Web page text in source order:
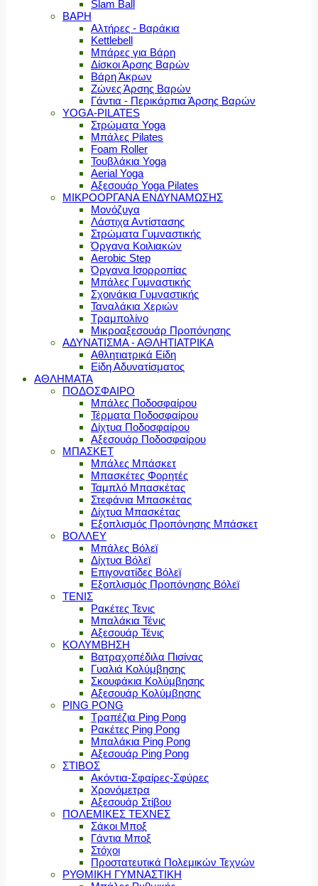
Slam Ball
ΒΑΡΗ
Αλτήρες - Βαράκια
Kettlebell
Μπάρες για Βάρη
Δίσκοι Άρσης Βαρών
Βάρη Άκρων
Ζώνες Άρσης Βαρών
Γάντια - Περικάρπια Άρσης Βαρών
YOGA-PILATES
Στρώματα Yoga
Μπάλες Pilates
Foam Roller
Τουβλάκια Yoga
Aerial Yoga
Αξεσουάρ Yoga Pilates
ΜΙΚΡΟΟΡΓΑΝΑ ΕΝΔΥΝΑΜΩΣΗΣ
Μονόζυγα
Λάστιχα Αντίστασης
Στρώματα Γυμναστικής
Όργανα Κοιλιακών
Aerobic Step
Όργανα Ισορροπίας
Μπάλες Γυμναστικής
Σχοινάκια Γυμναστικής
Ταναλάκια Χεριών
Τραμπολίνο
Μικροαξεσουάρ Προπόνησης
ΑΔΥΝΑΤΙΣΜΑ - ΑΘΛΗΤΙΑΤΡΙΚΑ
Αθλητιατρικά Είδη
Είδη Αδυνατίσματος
ΑΘΛΗΜΑΤΑ
ΠΟΔΟΣΦΑΙΡΟ
Μπάλες Ποδοσφαίρου
Τέρματα Ποδοσφαίρου
Δίχτυα Ποδοσφαίρου
Αξεσουάρ Ποδοσφαίρου
ΜΠΑΣΚΕΤ
Μπάλες Μπάσκετ
Μπασκέτες Φορητές
Ταμπλό Μπασκέτας
Στεφάνια Μπασκέτας
Δίχτυα Μπασκέτας
Εξοπλισμός Προπόνησης Μπάσκετ
ΒΟΛΛΕΥ
Μπάλες Βόλεϊ
Δίχτυα Βόλεϊ
Επιγονατίδες Βόλεϊ
Εξοπλισμός Προπόνησης Βόλεϊ
ΤΕΝΙΣ
Ρακέτες Τενις
Μπαλάκια Τένις
Αξεσουάρ Τένις
ΚΟΛΥΜΒΗΣΗ
Βατραχοπέδιλα Πισίνας
Γυαλιά Κολύμβησης
Σκουφάκια Κολύμβησης
Αξεσουάρ Κολύμβησης
PING PONG
Τραπέζια Ping Pong
Ρακέτες Ping Pong
Μπαλάκια Ping Pong
Αξεσουάρ Ping Pong
ΣΤΙΒΟΣ
Ακόντια-Σφαίρες-Σφύρες
Χρονόμετρα
Αξεσουάρ Στίβου
ΠΟΛΕΜΙΚΕΣ ΤΕΧΝΕΣ
Σάκοι Μποξ
Γάντια Μποξ
Στόχοι
Προστατευτικά Πολεμικών Τεχνών
ΡΥΘΜΙΚΗ ΓΥΜΝΑΣΤΙΚΗ